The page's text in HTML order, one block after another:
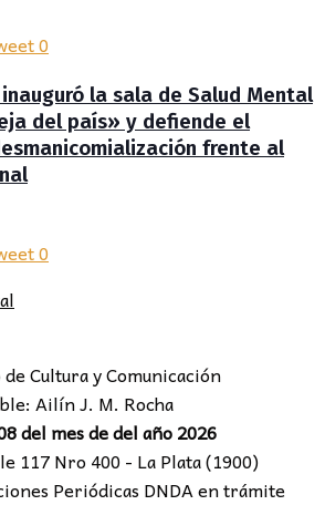
0
la sala de Salud Mental
del país» y defiende el
frente al
0
Cultura y Comunicación
Ailín J. M. Rocha
del mes de del año 2026
117 Nro 400 - La Plata (1900)
Periódicas DNDA en trámite